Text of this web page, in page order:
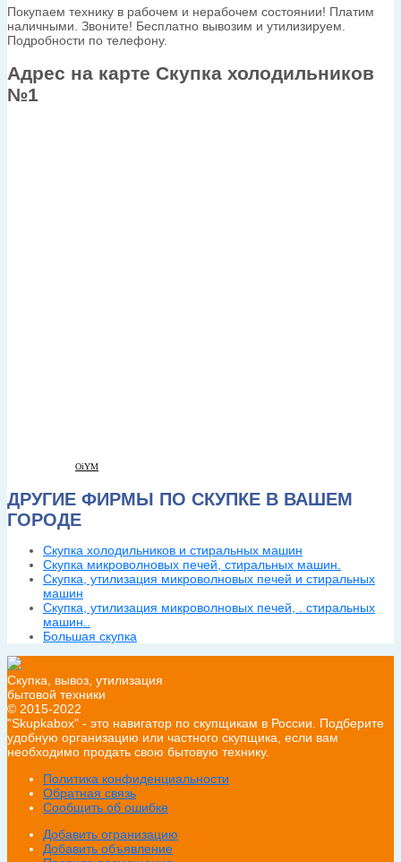
Покупаем технику в рабочем и нерабочем состоянии! Платим
наличными. Звоните! Бесплатно вывозим и утилизируем.
Подробности по телефону.
Адрес на карте Скупка холодильников
№1
OiYM
ДРУГИЕ ФИРМЫ ПО СКУПКЕ В ВАШЕМ
ГОРОДЕ
Cкупка холодильников и стиральных машин
Скупка микроволновых печей, стиральных машин.
Скупка, утилизация микроволновых печей и стиральных
машин
Скупка, утилизация микроволновых печей, . стиральных
машин..
Большая скупка
Скупка, вывоз, утилизация
бытовой техники
© 2015-2022
"Skupkabox" - это навигатор по скупщикам в России. Подберите
удобную организацию или частного скупщика, если вам
необходимо продать свою бытовую технику.
Политика конфиденциальности
Обратная связь
Сообщить об ошибке
Добавить огранизацию
Добавить объявление